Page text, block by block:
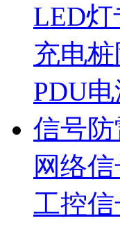
LED
充电
PDU
信号
网络
工控